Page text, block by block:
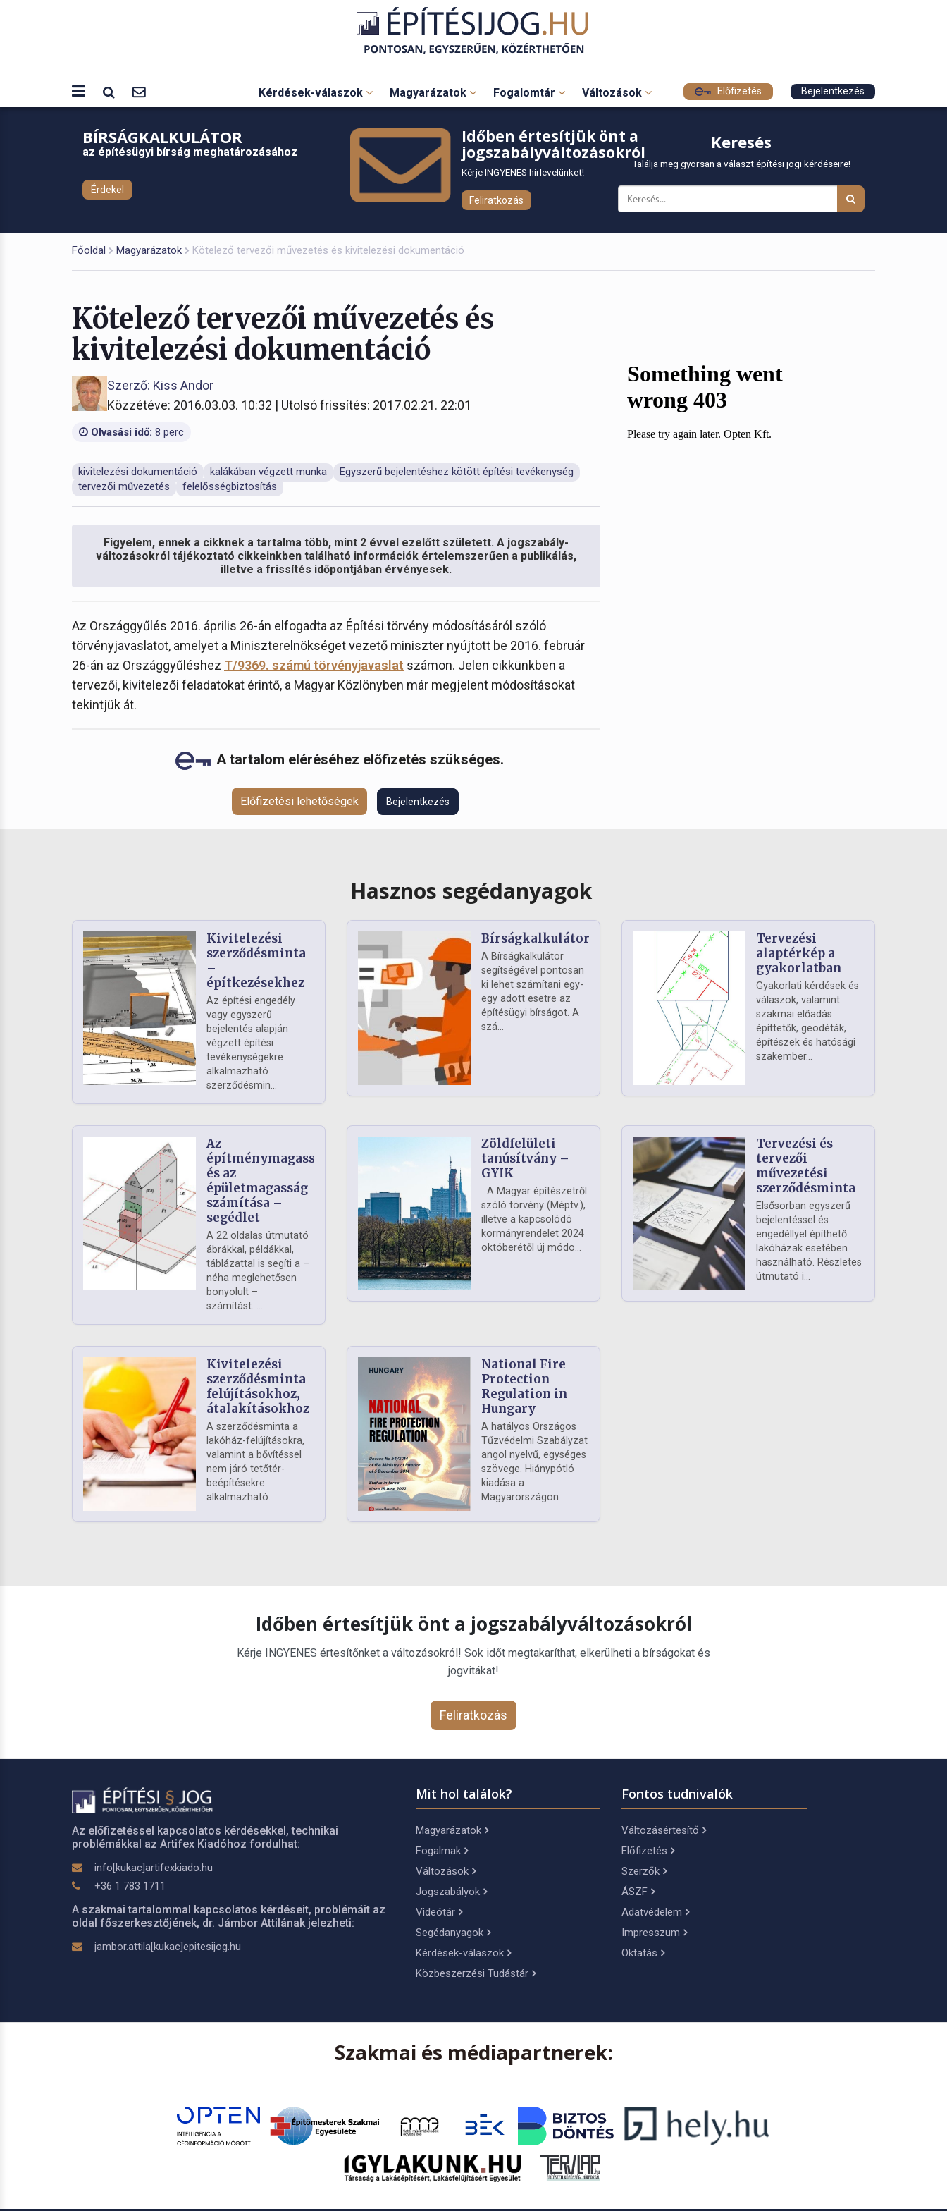
Kérdések-válaszok Magyarázatok Fogalomtár Változások Előfizetés Bejelentkezés
BÍRSÁGKALKULÁTOR
az építésügyi bírság meghatározásához
Érdekel
Időben értesítjük önt a
jogszabályváltozásokról
Kérje INGYENES hírlevelünket!
Feliratkozás
Keresés
Találja meg gyorsan a választ építési jogi kérdéseire!
Főoldal Magyarázatok Kötelező tervezői művezetés és kivitelezési dokumentáció
Kötelező tervezői művezetés és
kivitelezési dokumentáció
Szerző: Kiss Andor
Közzétéve: 2016.03.03. 10:32 | Utolsó frissítés: 2017.02.21. 22:01
Olvasási idő: 8 perc
kivitelezési dokumentáció kalákában végzett munka
Egyszerű bejelentéshez kötött építési tevékenység
tervezői művezetés
felelősségbiztosítás
Figyelem, ennek a cikknek a tartalma több, mint 2 évvel ezelőtt született. A jogszabály-
változásokról tájékoztató cikkeinkben található információk értelemszerűen a publikálás,
illetve a frissítés időpontjában érvényesek.
Az Országgyűlés 2016. április 26-án elfogadta az Építési törvény módosításáról szóló
törvényjavaslatot, amelyet a Miniszterelnökséget vezető miniszter nyújtott be 2016. február
26-án az Országgyűléshez T/9369. számú törvényjavaslat számon. Jelen cikkünkben a
tervezői, kivitelezői feladatokat érintő, a Magyar Közlönyben már megjelent módosításokat
tekintjük át.
A tartalom eléréséhez előfizetés szükséges.
Előfizetési lehetőségek Bejelentkezés
Hasznos segédanyagok
Kivitelezési
szerződésminta
–
építkezésekhez
Az építési engedély
vagy egyszerű
bejelentés alapján
végzett építési
tevékenységekre
alkalmazható
szerződésmin...
Bírságkalkulátor
A Bírságkalkulátor
segítségével pontosan
ki lehet számítani egy-
egy adott esetre az
építésügyi bírságot. A
szá...
Tervezési
alaptérkép a
gyakorlatban
Gyakorlati kérdések és
válaszok, valamint
szakmai előadás
építtetők, geodéták,
építészek és hatósági
szakember...
Az
építménymagasság
és az
épületmagasság
számítása –
segédlet
A 22 oldalas útmutató
ábrákkal, példákkal,
táblázattal is segíti a –
néha meglehetősen
bonyolult –
számítást. ...
Zöldfelületi
tanúsítvány –
GYIK
A Magyar építészetről
szóló törvény (Méptv.),
illetve a kapcsolódó
kormányrendelet 2024
októberétől új módo...
Tervezési és
tervezői
művezetési
szerződésminta
Elsősorban egyszerű
bejelentéssel és
engedéllyel építhető
lakóházak esetében
használható. Részletes
útmutató i...
Kivitelezési
szerződésminta
felújításokhoz,
átalakításokhoz
A szerződésminta a
lakóház-felújításokra,
valamint a bővítéssel
nem járó tetőtér-
beépítésekre
alkalmazható.
National Fire
Protection
Regulation in
Hungary
A hatályos Országos
Tűzvédelmi Szabályzat
angol nyelvű, egységes
szövege. Hiánypótló
kiadása a
Magyarországon
Időben értesítjük önt a jogszabályváltozásokról
Kérje INGYENES értesítőnket a változásokról! Sok időt megtakaríthat, elkerülheti a bírságokat és
jogvitákat!
Feliratkozás
Az előfizetéssel kapcsolatos kérdésekkel, technikai
problémákkal az Artifex Kiadóhoz fordulhat:
info[kukac]artifexkiado.hu
+36 1 783 1711
A szakmai tartalommal kapcsolatos kérdéseit, problémáit az
oldal főszerkesztőjének, dr. Jámbor Attilának jelezheti:
jambor.attila[kukac]epitesijog.hu
Mit hol találok?
Magyarázatok
Fogalmak
Változások
Jogszabályok
Videótár
Segédanyagok
Kérdések-válaszok
Közbeszerzési Tudástár
Fontos tudnivalók
Változásértesítő
Előfizetés
Szerzők
ÁSZF
Adatvédelem
Impresszum
Oktatás
Szakmai és médiapartnerek: